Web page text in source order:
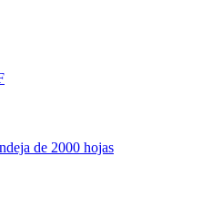
de 2000 hojas